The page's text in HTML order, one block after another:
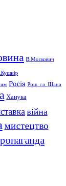
В.Москович
Росія Рош_га_Шана
Ханука
війна
мистецтво